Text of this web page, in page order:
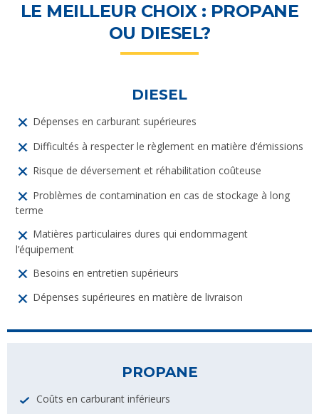
LE MEILLEUR CHOIX : PROPANE
OU DIESEL?
DIESEL
Dépenses en carburant supérieures
Difficultés à respecter le règlement en matière d’émissions
Risque de déversement et réhabilitation coûteuse
Problèmes de contamination en cas de stockage à long
terme
Matières particulaires dures qui endommagent
l’équipement
Besoins en entretien supérieurs
Dépenses supérieures en matière de livraison
PROPANE
Coûts en carburant inférieurs